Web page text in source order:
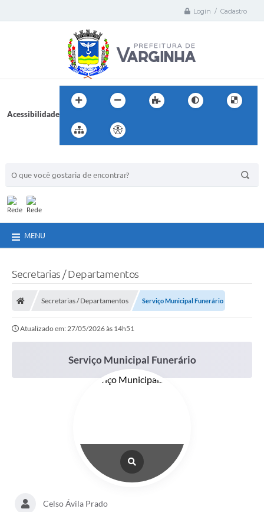
Login / Cadastro
Acessibilidade
MENU
Secretarias / Departamentos
Secretarias / Departamentos Serviço Municipal Funerário
Atualizado em: 27/05/2026 às 14h51
Serviço Municipal Funerário
Celso Ávila Prado